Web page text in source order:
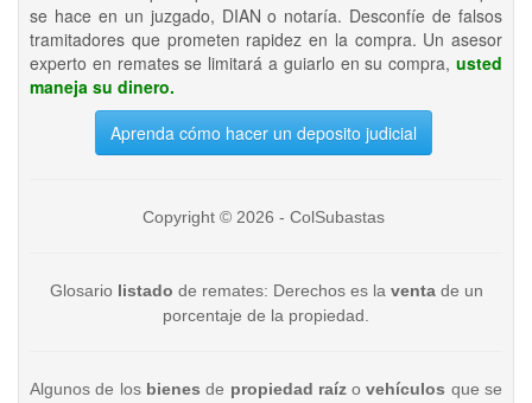
se hace en un juzgado, DIAN o notaría. Desconfíe de falsos
tramitadores que prometen rapidez en la compra. Un asesor
experto en remates se limitará a guiarlo en su compra, usted
maneja su dinero.
Aprenda cómo hacer un deposito judicial
Copyright © 2026 - ColSubastas
Glosario listado de remates: Derechos es la ventade un
porcentaje de la propiedad.
Algunos de los bienesde propiedad raízo vehículos que se